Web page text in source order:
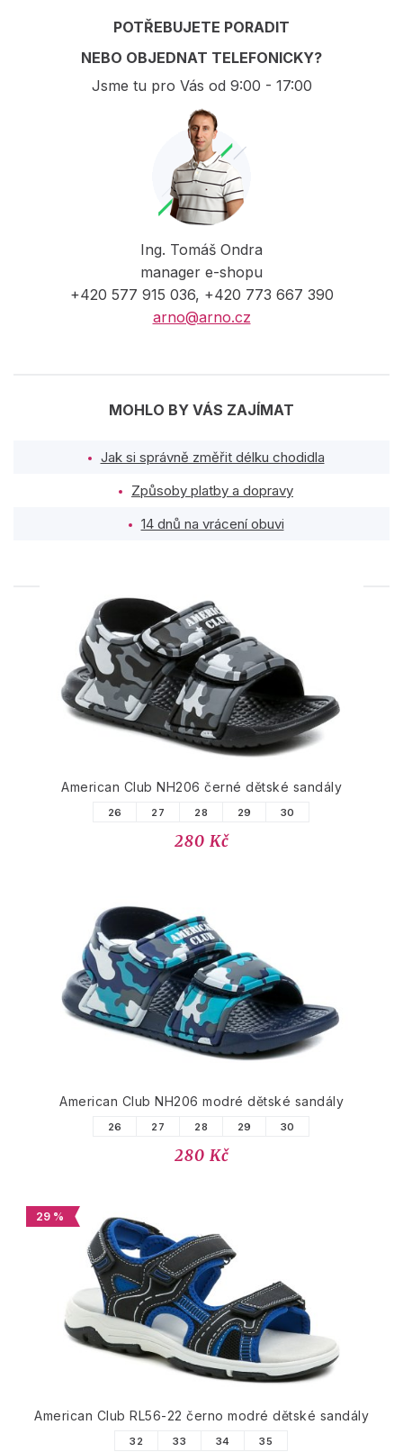
POTŘEBUJETE PORADIT
NEBO OBJEDNAT TELEFONICKY?
Jsme tu pro Vás od 9:00 - 17:00
Ing. Tomáš Ondra
manager e-shopu
+420 577 915 036, +420 773 667 390
arno@arno.cz
MOHLO BY VÁS ZAJÍMAT
Jak si správně změřit délku chodidla
Způsoby platby a dopravy
14 dnů na vrácení obuvi
PODOBNÉ PRODUKTY
American Club NH206 černé dětské sandály
26 27 28 29 30
280 Kč
American Club NH206 modré dětské sandály
26 27 28 29 30
280 Kč
29 %
American Club RL56-22 černo modré dětské sandály
32 33 34 35